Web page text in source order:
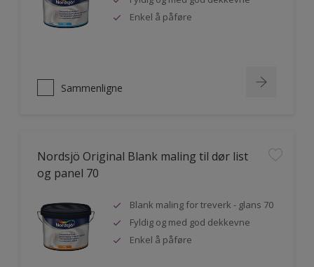
Enkel å påføre
Sammenligne
Nordsjö Original Blank maling til dør list
og panel 70
Blank maling for treverk - glans 70
Fyldig og med god dekkevne
Enkel å påføre